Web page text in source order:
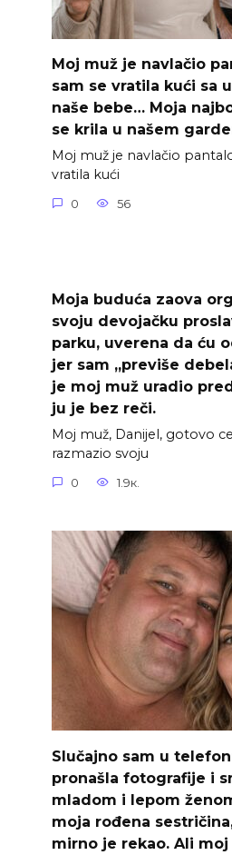
Moj muž je navlačio
sam se vratila kući sa
naše bebe… Moja
se krila u našem
Moj muž je navlačio
vratila kući
0 56
Moja buduća zaova
svoju devojačku
parku, uverena da ću
jer sam „previše
je moj muž uradio
ju je bez reči.
Moj muž, Danijel, gotovo
razmazio svoju
0 1.9к.
Slučajno sam u
pronašla fotografije i
mladom i lepom
moja rođena
mirno je rekao. Ali